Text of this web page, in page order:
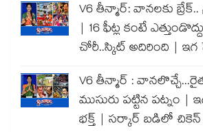
V6 తీన్మార్: వానలకు బ్రేక్..
| 16 ఫీట్ల కంటే
చోరీ..స్కిట్ అదిరింది | ఇగ
V6 తీన్మార్ :
ముసురు పట్టిన పట్నం |
భక్త్ | సర్కార్ బడిలో